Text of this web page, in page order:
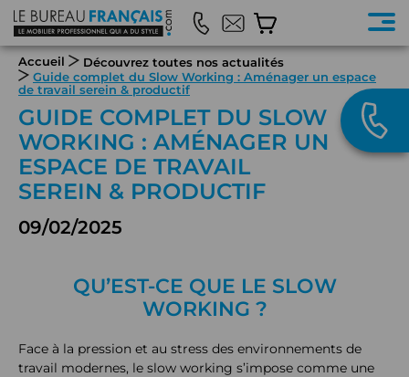
Accueil
Découvrez toutes nos actualités
Guide complet du Slow Working : Aménager un espace
de travail serein & productif
GUIDE COMPLET DU SLOW
WORKING : AMÉNAGER UN
ESPACE DE TRAVAIL
SEREIN & PRODUCTIF
09/02/2025
QU’EST-CE QUE LE SLOW
WORKING ?
Face à la pression et au stress des environnements de
travail modernes, le slow working s’impose comme une